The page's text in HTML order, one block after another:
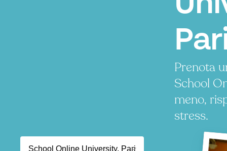
Prenota
School
meno,
stress.